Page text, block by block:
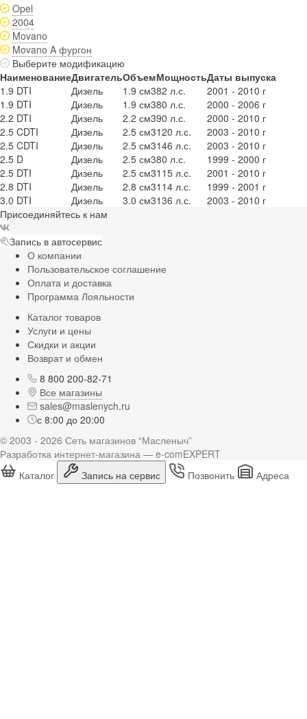
Opel
2004
Movano
Movano A фургон
Выберите модификацию
НаименованиеДвигательОбъемМощностьДаты выпуска
1.9 DTI
Дизель 1.9 см382 л.с.
2001 - 2010 г
1.9 DTI
Дизель 1.9 см380 л.с.
2000 - 2006 г
2.2 DTI
Дизель 2.2 см390 л.с.
2000 - 2010 г
2.5 CDTI
Дизель 2.5 см3120 л.с.
2003 - 2010 г
2.5 CDTI
Дизель 2.5 см3146 л.с.
2003 - 2010 г
2.5 D
Дизель 2.5 см380 л.с.
1999 - 2000 г
2.5 DTI
Дизель 2.5 см3115 л.с.
2001 - 2010 г
2.8 DTI
Дизель 2.8 см3114 л.с.
1999 - 2001 г
3.0 DTI
Дизель 3.0 см3136 л.с.
2003 - 2010 г
Присоединяйтесь к нам
Запись в автосервис
О компании
Пользовательское соглашение
Оплата и доставка
Программа Лояльности
Каталог товаров
Услуги и цены
Скидки и акции
Возврат и обмен
8 800 200-82-71
Все магазины
sales@maslenych.ru
с 8:00 до 20:00
© 2003 - 2026 Сеть магазинов “Масленыч”
Разработка интернет-магазина — e-comEXPERT
Каталог
Запись на сервис Позвонить Адреса